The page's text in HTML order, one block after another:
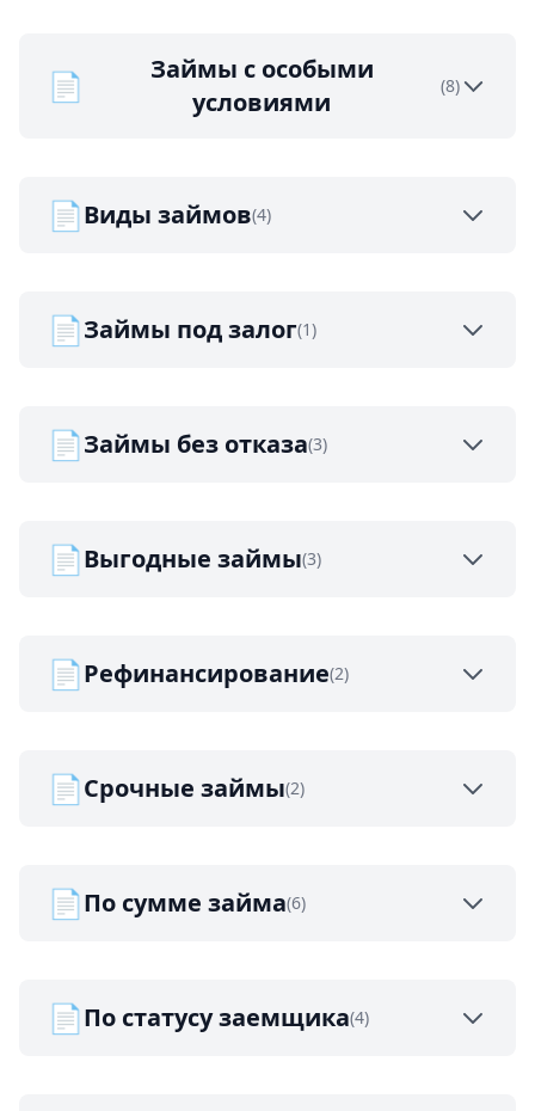
📄
Займы с особыми
условиями
(8)
📄Виды займов(4)
📄Займы под залог(1)
📄Займы без отказа(3)
📄Выгодные займы(3)
📄Рефинансирование(2)
📄Срочные займы(2)
📄По сумме займа(6)
📄По статусу заемщика(4)